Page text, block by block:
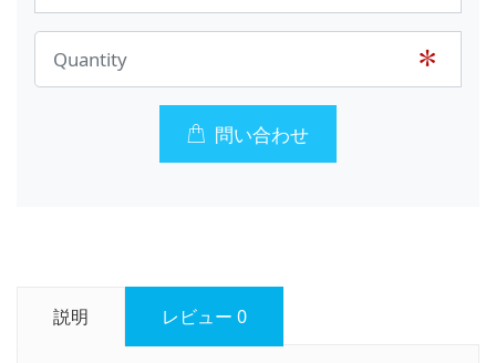
問い合わせ
説明 レビュー 0